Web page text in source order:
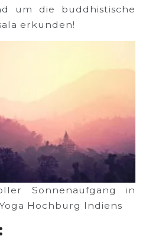
um die buddhistische
erkunden!
Sonnenaufgang in
Hochburg Indiens